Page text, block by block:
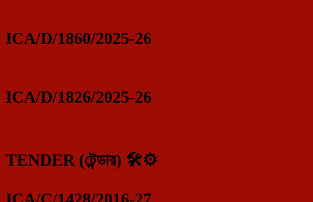
ICA/D/1860/2025-26
ICA/D/1826/2025-26
TENDER (টেন্ডার) 🛠️⚙️